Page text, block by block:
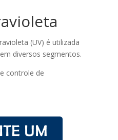
(UV) é utilizada
diversos segmentos.
controle de